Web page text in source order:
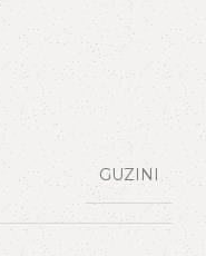
GUZINI